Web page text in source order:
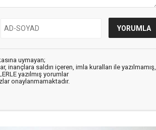
uymayan;
saldırı içeren, imla kuralları ile yazılmamış,
yazılmış yorumlar
onaylanmamaktadır.